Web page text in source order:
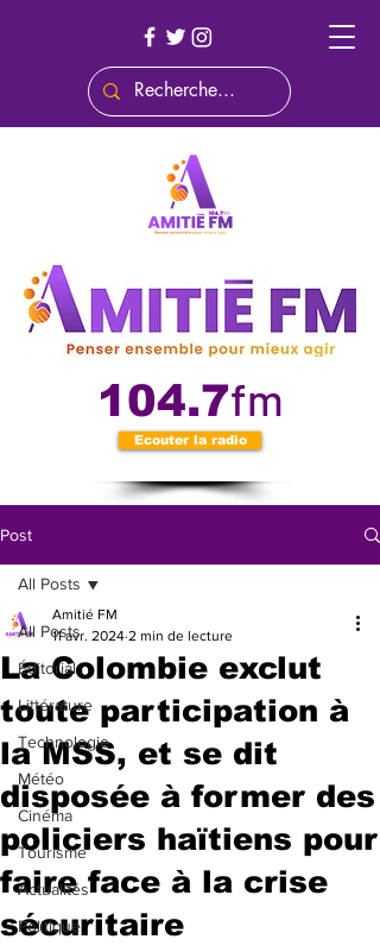
104.7fm
Ecouter la radio
Post
All Posts
Éditorial
Littérature
Technologie
Météo
Cinéma
Tourisme
Actualités
Politique
All Posts
La Colombie exclut
toute participation à
la MSS, et se dit
disposée à former des
policiers haïtiens pour
faire face à la crise
sécuritaire
Amitié FM
11 avr. 2024 2 min de lecture